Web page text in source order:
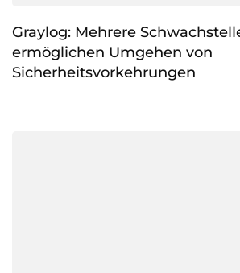
Graylog: Mehrere
ermöglichen Umgehen von
Sicherheitsvorkehrungen